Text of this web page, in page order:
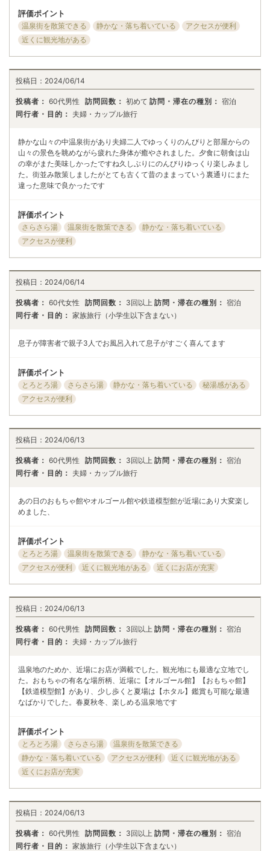
評価ポイント
温泉街を散策できる 静かな・落ち着いている
アクセスが便利
近くに観光地がある
投稿日： 2024/06/14
投稿者： 60代男性 訪問回数： 初めて 訪問・滞在の種別： 宿泊
同行者・目的： 夫婦・カップル旅行
静かな山々の中温泉街があり夫婦二人でゆっくりのんびりと部屋からの
山々の景色を眺めながら疲れた身体が癒やされました。夕食に朝食は山
の幸がまた美味しかったですね久しぶりにのんびりゆっくり楽しみまし
た。街並み散策しましたがとても古くて昔のままっていう裏通りにまた
違った意味で良かったです
評価ポイント
さらさら湯 温泉街を散策できる
静かな・落ち着いている
アクセスが便利
投稿日： 2024/06/14
投稿者： 60代女性 訪問回数： 3回以上 訪問・滞在の種別： 宿泊
同行者・目的： 家族旅行（小学生以下含まない）
息子が障害者で親子3人でお風呂入れて息子がすごく喜んてます
評価ポイント
とろとろ湯 さらさら湯 静かな・落ち着いている
秘湯感がある
アクセスが便利
投稿日： 2024/06/13
投稿者： 60代男性 訪問回数： 3回以上 訪問・滞在の種別： 宿泊
同行者・目的： 夫婦・カップル旅行
あの日のおもちゃ館やオルゴール館や鉄道模型館が近場にあり大変楽し
めました、
評価ポイント
とろとろ湯 温泉街を散策できる
静かな・落ち着いている
アクセスが便利
近くに観光地がある 近くにお店が充実
投稿日： 2024/06/13
投稿者： 60代男性 訪問回数： 3回以上 訪問・滞在の種別： 宿泊
同行者・目的： 夫婦・カップル旅行
温泉地のためか、近場にお店が満載でした。観光地にも最適な立地でし
た。おもちゃの有名な場所柄、近場に【オルゴール館】【おもちゃ館】
【鉄道模型館】があり、少し歩くと夏場は【ホタル】鑑賞も可能な最適
なばかりでした。春夏秋冬、楽しめる温泉地です
評価ポイント
とろとろ湯 さらさら湯
温泉街を散策できる
静かな・落ち着いている
アクセスが便利
近くに観光地がある
近くにお店が充実
投稿日： 2024/06/13
投稿者： 60代男性 訪問回数： 3回以上 訪問・滞在の種別： 宿泊
同行者・目的： 家族旅行（小学生以下含まない）